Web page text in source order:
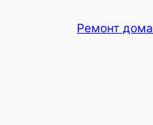
Ремонт дома